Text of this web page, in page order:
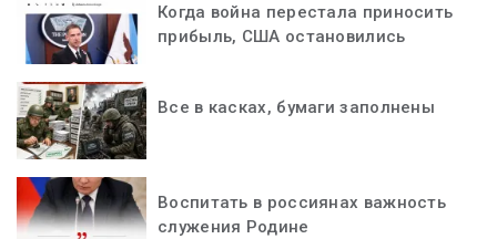
Когда война перестала приносить
прибыль, США остановились
Все в касках, бумаги заполнены
Воспитать в россиянах важность
служения Родине